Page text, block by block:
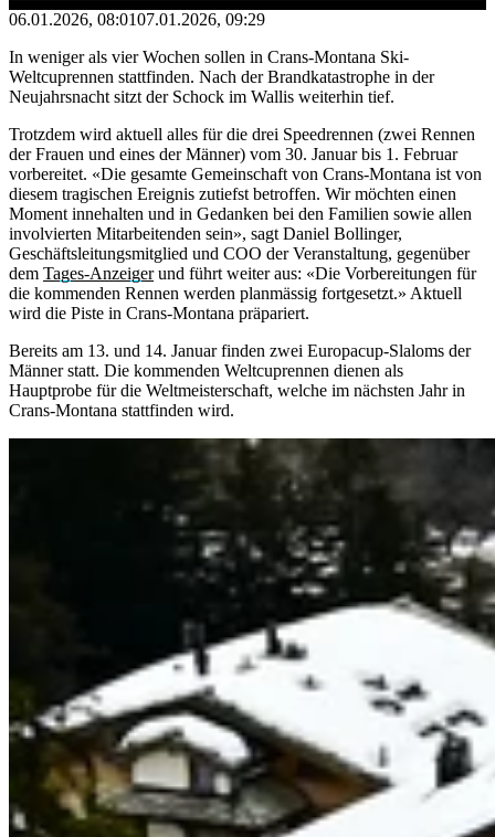
06.01.2026, 08:0107.01.2026, 09:29
In weniger als vier Wochen sollen in Crans-Montana Ski-
Weltcuprennen stattfinden. Nach der Brandkatastrophe in der
Neujahrsnacht sitzt der Schock im Wallis weiterhin tief.
Trotzdem wird aktuell alles für die drei Speedrennen (zwei Rennen
der Frauen und eines der Männer) vom 30. Januar bis 1. Februar
vorbereitet. «Die gesamte Gemeinschaft von Crans-Montana ist von
diesem tragischen Ereignis zutiefst betroffen. Wir möchten einen
Moment innehalten und in Gedanken bei den Familien sowie allen
involvierten Mitarbeitenden sein», sagt Daniel Bollinger,
Geschäftsleitungsmitglied und COO der Veranstaltung, gegenüber
dem Tages-Anzeigerund führt weiter aus: «Die Vorbereitungen für
die kommenden Rennen werden planmässig fortgesetzt.» Aktuell
wird die Piste in Crans-Montana präpariert.
Bereits am 13. und 14. Januar finden zwei Europacup-Slaloms der
Männer statt. Die kommenden Weltcuprennen dienen als
Hauptprobe für die Weltmeisterschaft, welche im nächsten Jahr in
Crans-Montana stattfinden wird.